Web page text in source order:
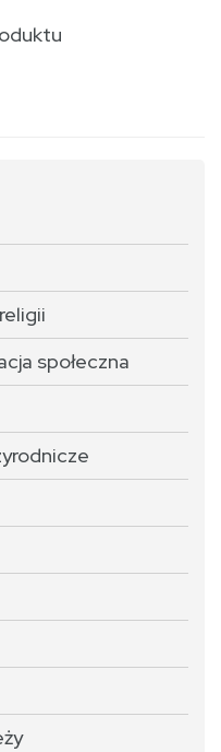
społeczna